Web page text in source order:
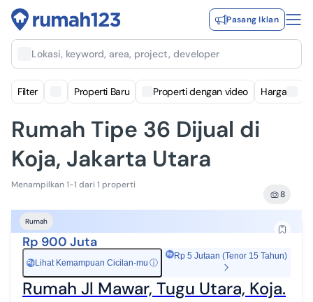
Pasang Iklan
Lokasi, keyword, area, project, developer
Filter Properti Baru Properti dengan video Harga
Rumah Tipe 36 Dijual di
Koja, Jakarta Utara
Menampilkan 1-1 dari 1 properti
8
Rumah
Rp 900 Juta
Rp Lihat Kemampuan Cicilan-mu ⓘ
Rp 5 Jutaan (Tenor 15 Tahun)
Rumah Jl Mawar, Tugu Utara, Koja.